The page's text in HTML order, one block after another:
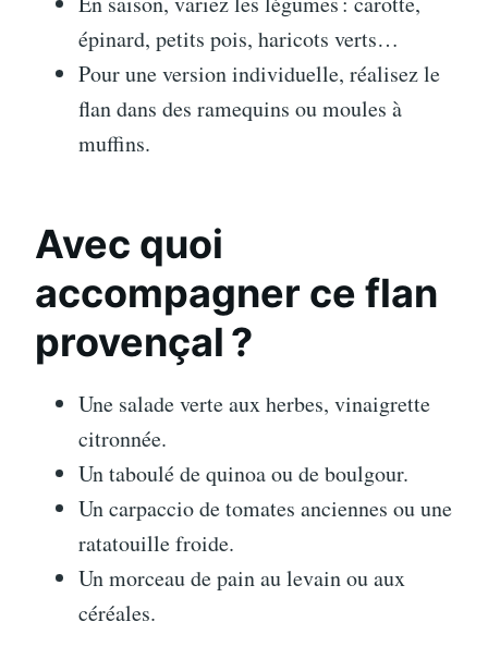
épinard, petits pois, haricots verts…
Pour une version individuelle, réalisez le
flan dans des ramequins ou moules à
muffins.
Avec quoi
accompagner ce flan
provençal ?
Une salade verte aux herbes, vinaigrette
citronnée.
Un taboulé de quinoa ou de boulgour.
Un carpaccio de tomates anciennes ou une
ratatouille froide.
Un morceau de pain au levain ou aux
céréales.